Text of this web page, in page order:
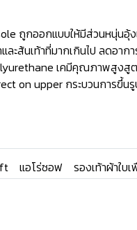
ถูกออกแบบให้มีส่วนหนุ่นอุ้
และส้นเท้าที่มากเกินไป ลดอาก
เคมีคุณภาพสูงสูต
on upper กระบวนการขึ้น
แอโร่ซอฟ รองเท้าผ้าใบ